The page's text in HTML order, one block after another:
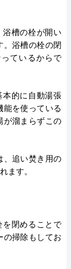
槽の栓が開い
。浴槽の栓の閉
ているからで
本的に自動湯張
能を使っている
が溜まらずこの
、追い焚き用の
ます。
を閉めることで
の掃除もしてお